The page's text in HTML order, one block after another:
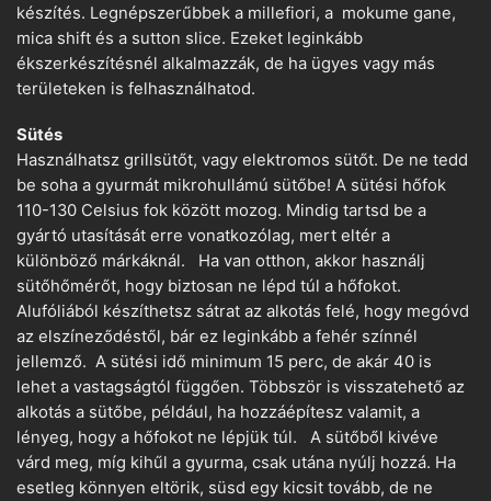
készítés. Legnépszerűbbek a millefiori, a mokume gane,
mica shift és a sutton slice. Ezeket leginkább
ékszerkészítésnél alkalmazzák, de ha ügyes vagy más
területeken is felhasználhatod.
Sütés
Használhatsz grillsütőt, vagy elektromos sütőt. De ne tedd
be soha a gyurmát mikrohullámú sütőbe! A sütési hőfok
110-130 Celsius fok között mozog. Mindig tartsd be a
gyártó utasítását erre vonatkozólag, mert eltér a
különböző márkáknál. Ha van otthon, akkor használj
sütőhőmérőt, hogy biztosan ne lépd túl a hőfokot.
Alufóliából készíthetsz sátrat az alkotás felé, hogy megóvd
az elszíneződéstől, bár ez leginkább a fehér színnél
jellemző. A sütési idő minimum 15 perc, de akár 40 is
lehet a vastagságtól függően. Többször is visszatehető az
alkotás a sütőbe, például, ha hozzáépítesz valamit, a
lényeg, hogy a hőfokot ne lépjük túl. A sütőből kivéve
várd meg, míg kihűl a gyurma, csak utána nyúlj hozzá. Ha
esetleg könnyen eltörik, süsd egy kicsit tovább, de ne